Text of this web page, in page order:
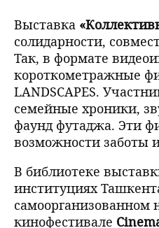
Выставка
солидарности,
Так, в формате
короткометражные
LANDSCAPES.
семейные хроники,
фаунд футаджа. Эти
возможности заботы
В библиотеке
институциях
самоорганизованном
кинофестивале